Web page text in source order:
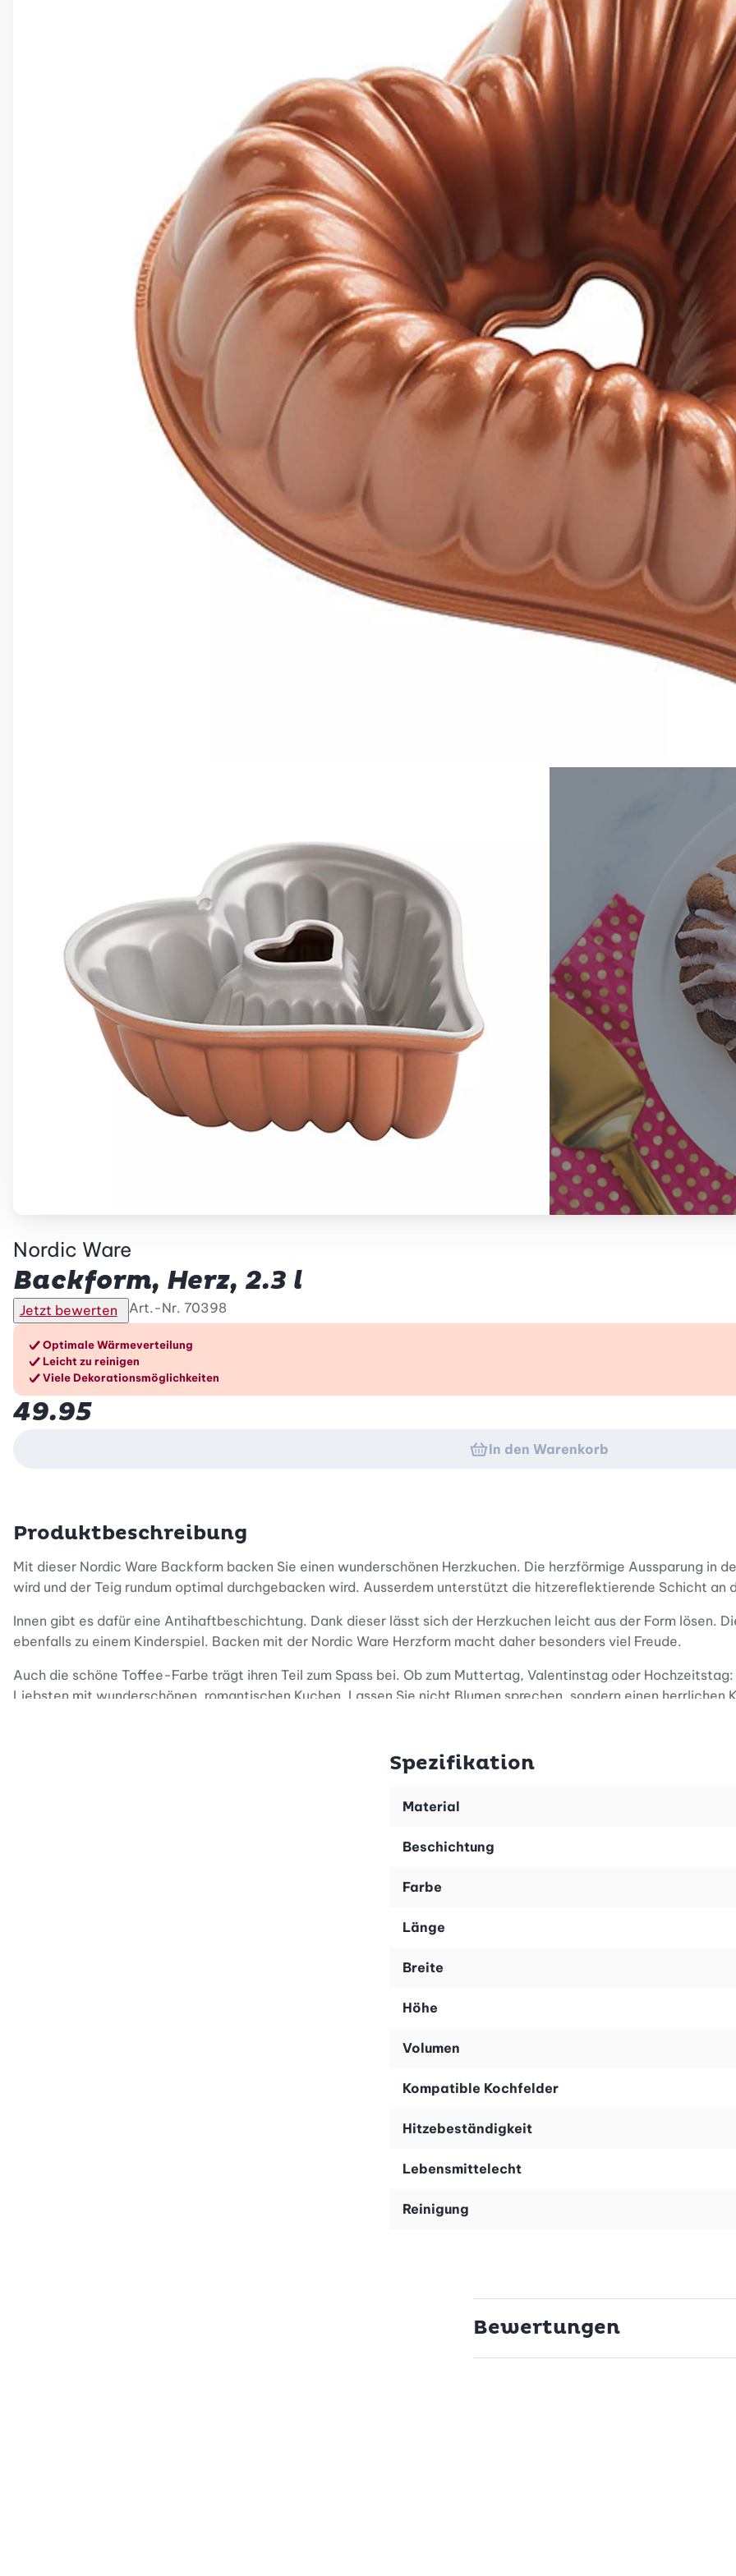
Nordic Ware
Backform, Herz, 2.3 l
Jetzt bewerten Art.-Nr. 70398
Die Vorteile im Überblick
Optimale Wärmeverteilung
Leicht zu reinigen
Viele Dekorationsmöglichkeiten
49.95
In den Warenkorb
Produktbeschreibung
Mit dieser Nordic Ware Backform backen Sie einen wunderschönen Herzkuchen. Die herzförmige Aussparung in
wird und der Teig rundum optimal durchgebacken wird. Ausserdem unterstützt die hitzereflektierende Schicht an
Innen gibt es dafür eine Antihaftbeschichtung. Dank dieser lässt sich der Herzkuchen leicht aus der Form lösen.
ebenfalls zu einem Kinderspiel. Backen mit der Nordic Ware Herzform macht daher besonders viel Freude.
Auch die schöne Toffee-Farbe trägt ihren Teil zum Spass bei. Ob zum Muttertag, Valentinstag oder
Liebsten mit wunderschönen, romantischen Kuchen. Lassen Sie nicht Blumen sprechen, sondern einen herrlichen
Spezifikation
Material
Beschichtung
Farbe
Länge
Breite
Höhe
Volumen
Kompatible Kochfelder
Hitzebeständigkeit
Lebensmittelecht
Reinigung
Bewertungen